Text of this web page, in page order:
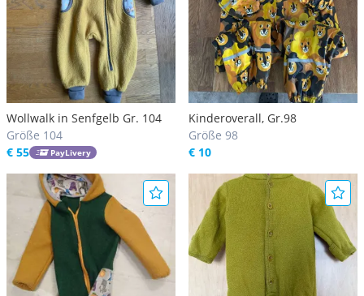
Wollwalk in Senfgelb Gr. 104
Größe 104
€ 55
PayLivery
Kinderoverall, Gr.98
Größe 98
€ 10